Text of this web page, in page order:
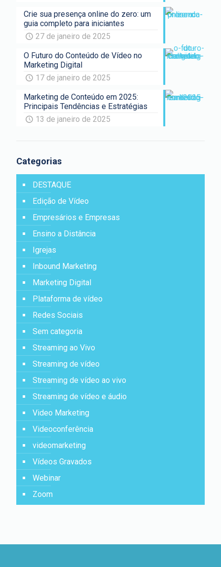
Crie sua presença online do zero: um
guia completo para iniciantes
27 de janeiro de 2025
O Futuro do Conteúdo de Vídeo no
Marketing Digital
17 de janeiro de 2025
Marketing de Conteúdo em 2025:
Principais Tendências e Estratégias
13 de janeiro de 2025
Categorias
DESTAQUE
Edição de Vídeo
Empresários e Empresas
Ensino a Distância
Igrejas
Inbound Marketing
Marketing Digital
Plataforma de vídeo
Redes Sociais
Sem categoria
Streaming ao Vivo
Streaming de vídeo
Streaming de vídeo ao vivo
Streaming de vídeo e áudio
Video Marketing
Videoconferência
videomarketing
Vídeos Gravados
Webinar
Zoom